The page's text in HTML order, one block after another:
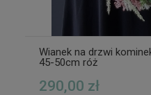
Wianek na drzwi
45-50cm róż
290,00 zł